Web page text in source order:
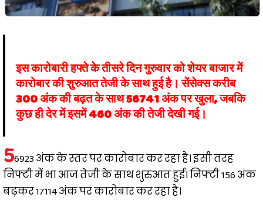
इस कारोबारी हफ्ते के तीसरे दिन गुरुवार को शेयर बाजार में
कारोबार की शुरुआत तेजी के साथ हुई है। सेंसेक्स करीब
300अंक की बढ़त के साथ56741अंक पर खुला,जबकि
कुछ ही देर में इसमें460अंक की तेजी देखी गई।
56923 अंक के स्तर पर कारोबार कर रहा है। इसी तरह
निफ्टी में भा आज तेजी के साथ शुरुआत हुई। निफ्टी 156 अंक
बढ़कर 17114 अंक पर कारोबार कर रहा है।